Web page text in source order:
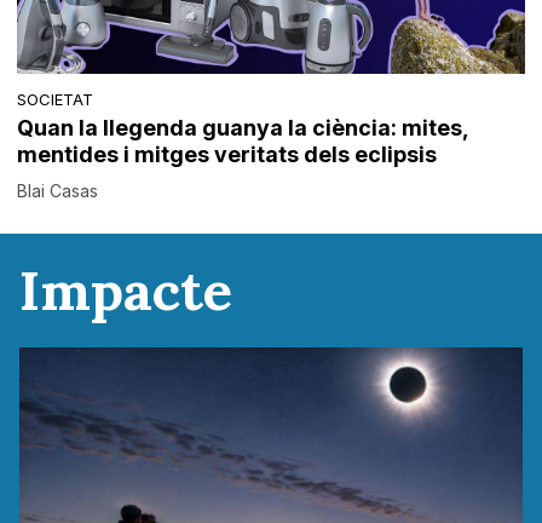
SOCIETAT
Quan la llegenda guanya la ciència: mites,
mentides i mitges veritats dels eclipsis
Blai Casas
Impacte